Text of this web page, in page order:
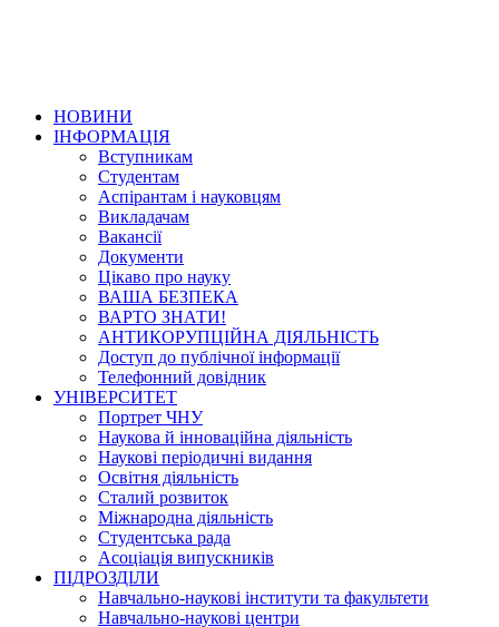
НОВИНИ
ІНФОРМАЦІЯ
Вступникам
Студентам
Аспірантам і науковцям
Викладачам
Вакансії
Документи
Цікаво про науку
ВАША БЕЗПЕКА
ВАРТО ЗНАТИ!
АНТИКОРУПЦІЙНА ДІЯЛЬНІСТЬ
Доступ до публічної інформації
Телефонний довідник
УНІВЕРСИТЕТ
Портрет ЧНУ
Наукова й інноваційна діяльність
Наукові періодичні видання
Освітня діяльність
Сталий розвиток
Міжнародна діяльність
Студентська рада
Асоціація випускників
ПІДРОЗДІЛИ
Навчально-наукові інститути та факультети
Навчально-наукові центри